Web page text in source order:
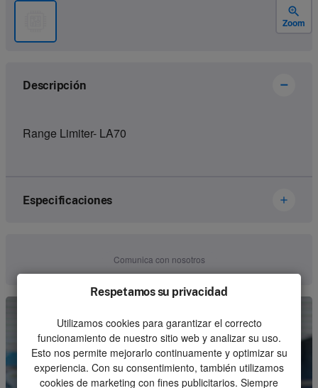
zoom_in
Zoom
Descripción
Range Limiter- LA70
Especificaciones
Unit
Piece
Minimum order quantity
1
Comunica con nosotros
Respetamos su privacidad
Utilizamos cookies para garantizar el correcto
funcionamiento de nuestro sitio web y analizar su uso.
Esto nos permite mejorarlo continuamente y optimizar su
experiencia. Con su consentimiento, también utilizamos
cookies de marketing con fines publicitarios. Siempre